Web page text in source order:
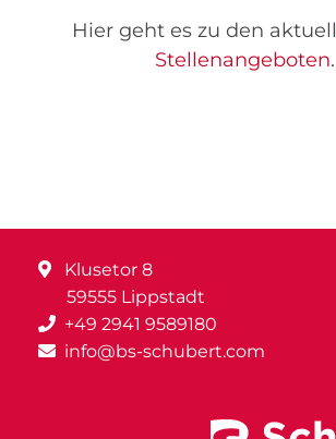
Hier geht es zu den aktuell
Stellenangeboten.
Klusetor 8
59555 Lippstadt
+49 2941 9589180
info@bs-schubert.com